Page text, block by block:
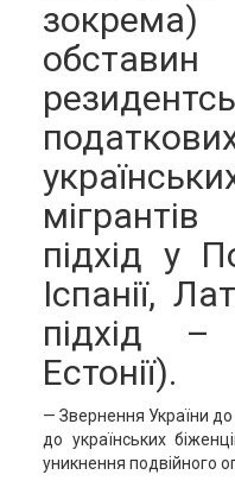
підхід у
Іспанії,
підхід –
Естонії).
— Звернення України до
до українських
уникнення подвійного